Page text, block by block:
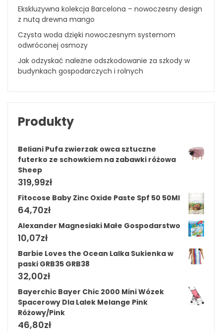
Ekskluzywna kolekcja Barcelona – nowoczesny design
z nutą drewna mango
Czysta woda dzięki nowoczesnym systemom
odwróconej osmozy
Jak odzyskać należne odszkodowanie za szkody w
budynkach gospodarczych i rolnych
Produkty
Beliani Pufa zwierzak owca sztuczne
futerko ze schowkiem na zabawki różowa
Sheep
319,99zł
Fitocose Baby Zinc Oxide Paste Spf 50 50Ml
64,70zł
Alexander Magnesiaki Małe Gospodarstwo
10,07zł
Barbie Loves the Ocean Lalka Sukienka w
paski GRB35 GRB38
32,00zł
Bayerchic Bayer Chic 2000 Mini Wózek
Spacerowy Dla Lalek Melange Pink
Różowy/Pink
46,80zł